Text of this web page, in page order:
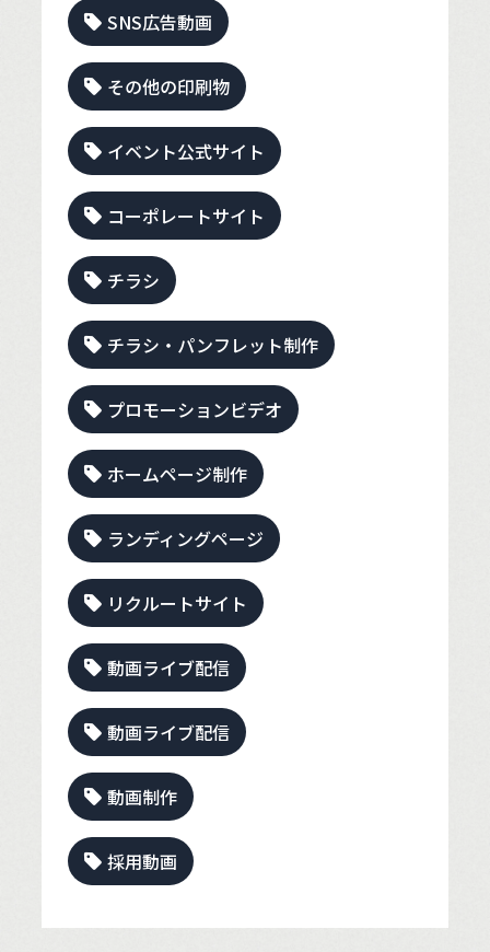
SNS広告動画
その他の印刷物
イベント公式サイト
コーポレートサイト
チラシ
チラシ・パンフレット制作
プロモーションビデオ
ホームページ制作
ランディングページ
リクルートサイト
動画ライブ配信
動画ライブ配信
動画制作
採用動画